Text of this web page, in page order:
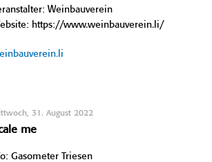
Weinbauverein
https://www.weinbauverein.li/
31. August 2022
me
Gasometer Triesen